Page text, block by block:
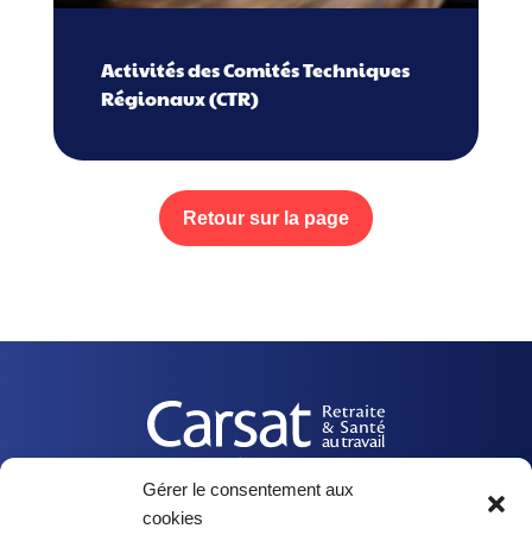
Gérer le consentement aux
cookies
Activités des Comités Techniques
Régionaux (CTR)
Retour sur la page